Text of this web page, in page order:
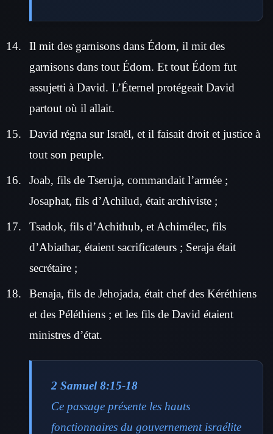
Il mit des garnisons dans Édom, il mit des
garnisons dans tout Édom. Et tout Édom fut
assujetti à David. L’Éternel protégeait David
partout où il allait.
David régna sur Israël, et il faisait droit et justice à
tout son peuple.
Joab, fils de Tseruja, commandait l’armée ;
Josaphat, fils d’Achilud, était archiviste ;
Tsadok, fils d’Achithub, et Achimélec, fils
d’Abiathar, étaient sacrificateurs ; Seraja était
secrétaire ;
Benaja, fils de Jehojada, était chef des Kéréthiens
et des Péléthiens ; et les fils de David étaient
ministres d’état.
2 Samuel 8:15-18
Ce passage présente les hauts
fonctionnaires du gouvernement israélite